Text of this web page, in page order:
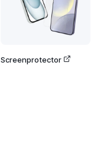
Screenprotector